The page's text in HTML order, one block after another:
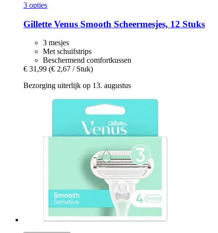
3 opties
Gillette Venus Smooth Scheermesjes, 12 Stuks
3 mesjes
Met schuifstrips
Beschermend comfortkussen
€ 31,99 (€ 2,67 / Stuk)
Bezorging uiterlijk op 13. augustus